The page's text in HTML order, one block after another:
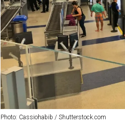
Photo: Cassiohabib / Shutterstock.com